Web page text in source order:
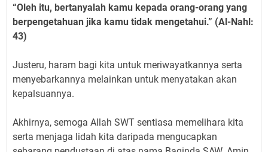
“Oleh itu, bertanyalah kamu kepada orang-orang yang
berpengetahuan jika kamu tidak mengetahui.” (Al-Nahl:
43)
Justeru, haram bagi kita untuk meriwayatkannya serta
menyebarkannya melainkan untuk menyatakan akan
kepalsuannya.
Akhirnya, semoga Allah SWT sentiasa memelihara kita
serta menjaga lidah kita daripada mengucapkan